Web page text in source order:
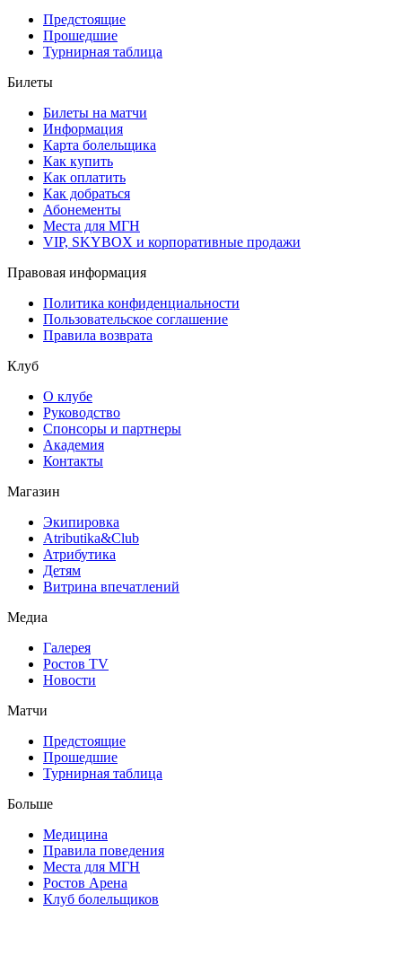
Предстоящие
Прошедшие
Турнирная таблица
Билеты
Билеты на матчи
Информация
Карта болельщика
Как купить
Как оплатить
Как добраться
Абонементы
Места для МГН
VIP, SKYBOX и корпоративные продажи
Правовая информация
Политика конфиденциальности
Пользовательское соглашение
Правила возврата
Клуб
О клубе
Руководство
Спонсоры и партнеры
Академия
Контакты
Магазин
Экипировка
Atributika&Club
Атрибутика
Детям
Витрина впечатлений
Медиа
Галерея
Ростов TV
Новости
Матчи
Предстоящие
Прошедшие
Турнирная таблица
Больше
Медицина
Правила поведения
Места для МГН
Ростов Арена
Клуб болельщиков